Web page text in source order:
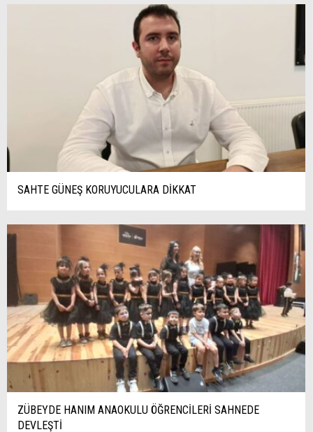
SAHTE GÜNEŞ KORUYUCULARA DİKKAT
ZÜBEYDE HANIM ANAOKULU ÖĞRENCİLERİ SAHNEDE
DEVLEŞTİ